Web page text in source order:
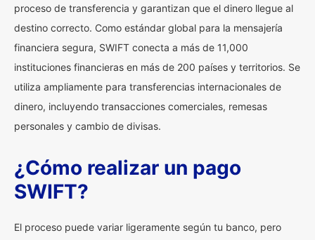
proceso de transferencia y garantizan que el dinero llegue al
destino correcto. Como estándar global para la mensajería
financiera segura, SWIFT conecta a más de 11,000
instituciones financieras en más de 200 países y territorios. Se
utiliza ampliamente para transferencias internacionales de
dinero, incluyendo transacciones comerciales, remesas
personales y cambio de divisas.
¿Cómo realizar un pago
SWIFT?
El proceso puede variar ligeramente según tu banco, pero